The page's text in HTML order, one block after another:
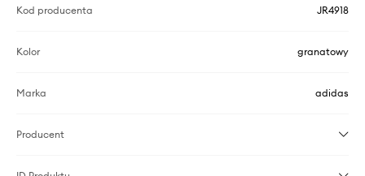
Kod producenta JR4918
Kolor granatowy
Marka adidas
Producent